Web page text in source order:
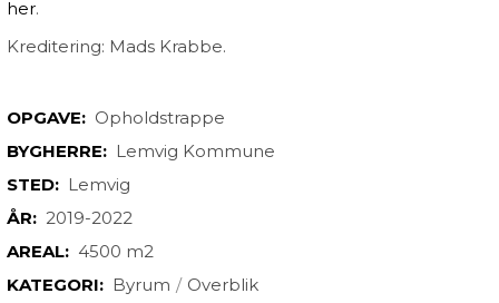
her.
Kreditering: Mads Krabbe.
OPGAVE: Opholdstrappe
BYGHERRE: Lemvig Kommune
STED: Lemvig
ÅR: 2019-2022
AREAL: 4500 m2
KATEGORI: Byrum Overblik